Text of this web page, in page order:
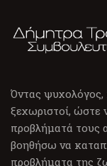
Όντας
ξεχωριστοί, ώστε
προβλήματά τους
βοηθήσω να
προβλήματα της